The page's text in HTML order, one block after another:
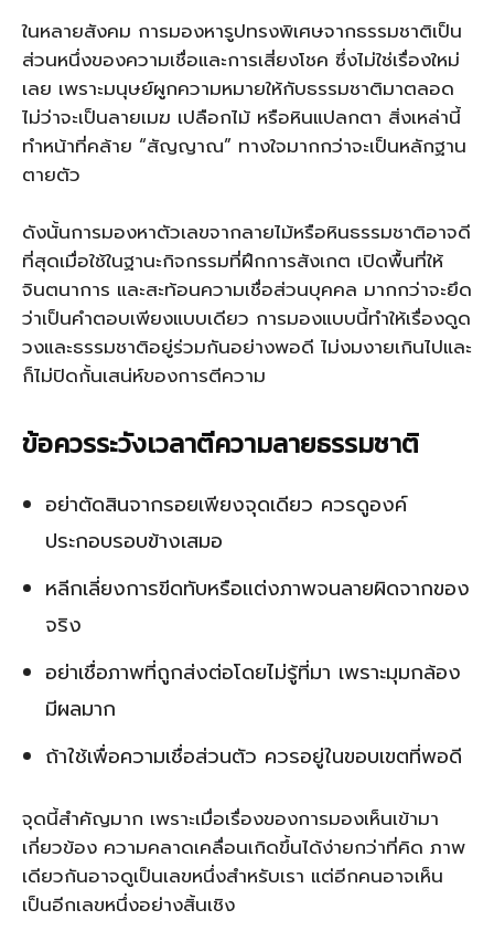
ในหลายสังคม การมองหารูปทรงพิเศษจากธรรมชาติเป็น
ส่วนหนึ่งของความเชื่อและการเสี่ยงโชค ซึ่งไม่ใช่เรื่องใหม่
เลย เพราะมนุษย์ผูกความหมายให้กับธรรมชาติมาตลอด
ไม่ว่าจะเป็นลายเมฆ เปลือกไม้ หรือหินแปลกตา สิ่งเหล่านี้
ทำหน้าที่คล้าย “สัญญาณ” ทางใจมากกว่าจะเป็นหลักฐาน
ตายตัว
ดังนั้นการมองหาตัวเลขจากลายไม้หรือหินธรรมชาติอาจดี
ที่สุดเมื่อใช้ในฐานะกิจกรรมที่ฝึกการสังเกต เปิดพื้นที่ให้
จินตนาการ และสะท้อนความเชื่อส่วนบุคคล มากกว่าจะยึด
ว่าเป็นคำตอบเพียงแบบเดียว การมองแบบนี้ทำให้เรื่องดูด
วงและธรรมชาติอยู่ร่วมกันอย่างพอดี ไม่งมงายเกินไปและ
ก็ไม่ปิดกั้นเสน่ห์ของการตีความ
ข้อควรระวังเวลาตีความลายธรรมชาติ
อย่าตัดสินจากรอยเพียงจุดเดียว ควรดูองค์
ประกอบรอบข้างเสมอ
หลีกเลี่ยงการขีดทับหรือแต่งภาพจนลายผิดจากของ
จริง
อย่าเชื่อภาพที่ถูกส่งต่อโดยไม่รู้ที่มา เพราะมุมกล้อง
มีผลมาก
ถ้าใช้เพื่อความเชื่อส่วนตัว ควรอยู่ในขอบเขตที่พอดี
จุดนี้สำคัญมาก เพราะเมื่อเรื่องของการมองเห็นเข้ามา
เกี่ยวข้อง ความคลาดเคลื่อนเกิดขึ้นได้ง่ายกว่าที่คิด ภาพ
เดียวกันอาจดูเป็นเลขหนึ่งสำหรับเรา แต่อีกคนอาจเห็น
เป็นอีกเลขหนึ่งอย่างสิ้นเชิง